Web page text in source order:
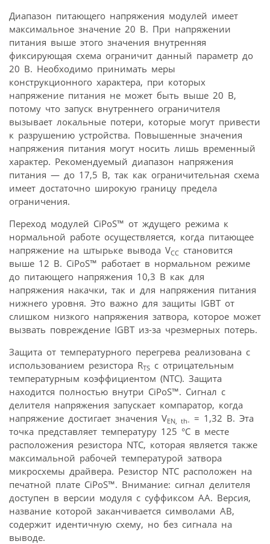
Диапазон питающего напряжения модулей имеет
максимальное значение 20 В. При напряжении
питания выше этого значения внутренняя
фиксирующая схема ограничит данный параметр до
20 В. Необходимо принимать меры
конструкционного характера, при которых
напряжение питания не может быть выше 20 В,
потому что запуск внутреннего ограничителя
вызывает локальные потери, которые могут привести
к разрушению устройства. Повышенные значения
напряжения питания могут носить лишь временный
характер. Рекомендуемый диапазон напряжения
питания — до 17,5 В, так как ограничительная схема
имеет достаточно широкую границу предела
ограничения.
Переход модулей CiPoS™ от ждущего режима к
нормальной работе осуществляется, когда питающее
напряжение на штырьке вывода VCC становится
выше 12 В. CiPoS™ работает в нормальном режиме
до питающего напряжения 10,3 В как для
напряжения накачки, так и для напряжения питания
нижнего уровня. Это важно для защиты IGBT от
слишком низкого напряжения затвора, которое может
вызвать повреждение IGBT из-за чрезмерных потерь.
Защита от температурного перегрева реализована с
использованием резистора RTS с отрицательным
температурным коэффициентом (NTC). Защита
находится полностью внутри CiPoS™. Сигнал с
делителя напряжения запускает компаратор, когда
напряжение достигает значения VEN, th- = 1,32 В. Эта
точка представляет температуру 125 °C в месте
расположения резистора NTC, которая является также
максимальной рабочей температурой затвора
микросхемы драйвера. Резистор NTC расположен на
печатной плате CiPoS™. Внимание: сигнал делителя
доступен в версии модуля с суффиксом AA. Версия,
название которой заканчивается символами AB,
содержит идентичную схему, но без сигнала на
выводе.